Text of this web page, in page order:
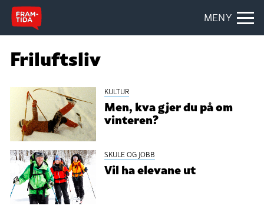
MENY
Friluftsliv
KULTUR
Men, kva gjer du på om
vinteren?
SKULE OG JOBB
Vil ha elevane ut